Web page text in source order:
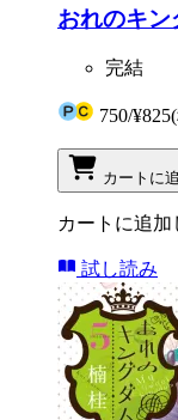
おれのキン
完結
750/¥825
カートに
カートに追加
試し読み